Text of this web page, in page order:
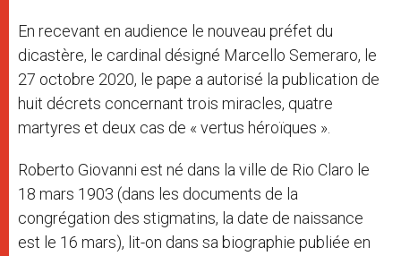
En recevant en audience le nouveau préfet du
dicastère, le cardinal désigné Marcello Semeraro, le
27 octobre 2020, le pape a autorisé la publication de
huit décrets concernant trois miracles, quatre
martyres et deux cas de « vertus héroïques ».
Roberto Giovanni est né dans la ville de Rio Claro le
18 mars 1903 (dans les documents de la
congrégation des stigmatins, la date de naissance
est le 16 mars), lit-on dans sa biographie publiée en